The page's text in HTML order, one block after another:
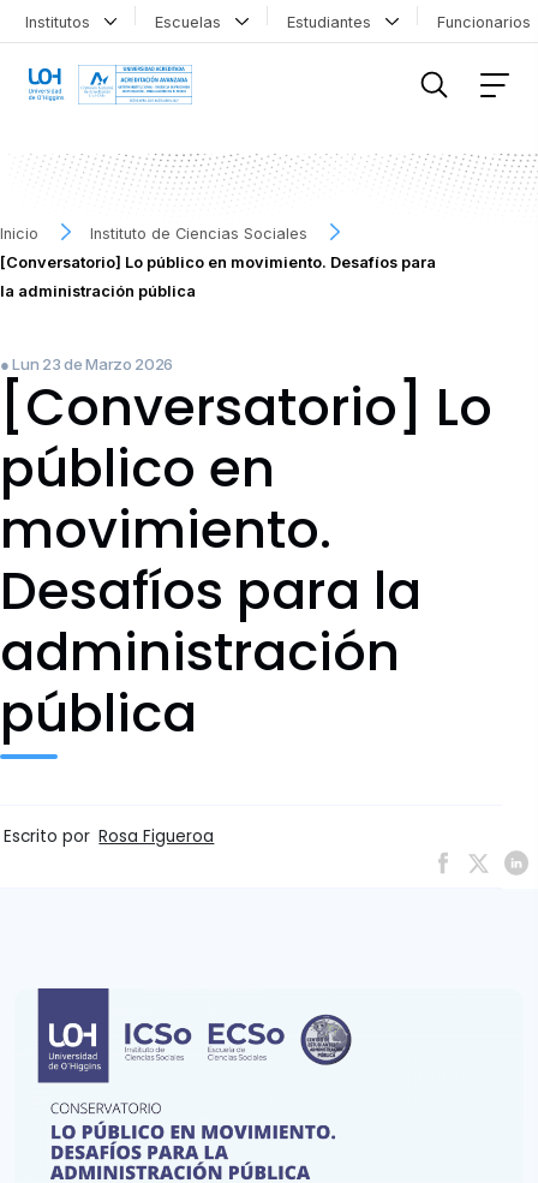
Institutos Escuelas Estudiantes
Inicio
Instituto de Ciencias Sociales
[Conversatorio] Lo público en movimiento. Desafíos para
la administración pública
● Lun 23 de Marzo 2026
[Conversatorio] Lo
público en
movimiento.
Desafíos para la
administración
pública
Escrito por Rosa Figueroa